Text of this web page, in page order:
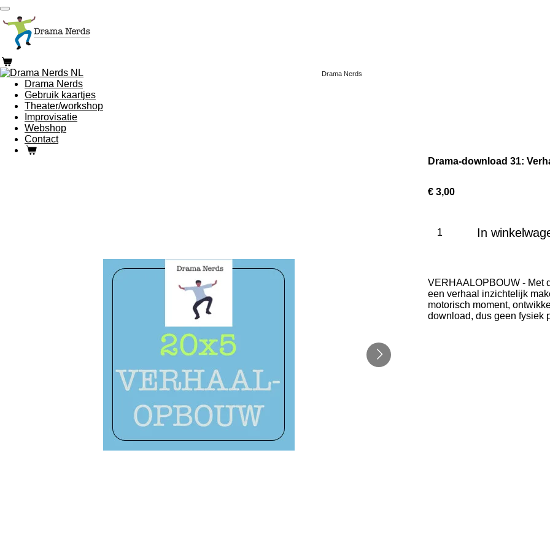
Ga
direct
naar
de
Drama Nerds
Drama Nerds
Gebruik kaartjes
Theater/workshop
Improvisatie
Webshop
Contact
Drama-download 31:
€ 3,00
In
VERHAALOPBOUW - Met
een verhaal inzichtelijk
motorisch moment,
download, dus geen fysiek